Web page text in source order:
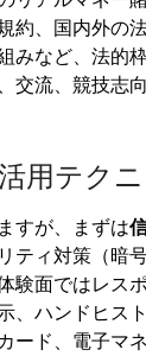
約、国内外の
みなど、法的
交流、競技志
用テク
すが、まずは
ティ対策（暗
験面ではレス
、ハンドヒス
ード、電子マ